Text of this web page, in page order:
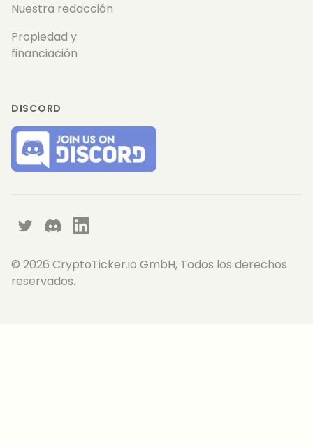
Nuestra redacción
Propiedad y
financiación
DISCORD
TwitterDiscordLinkedIn
© 2026 CryptoTicker.io GmbH, Todos los derechos
reservados.